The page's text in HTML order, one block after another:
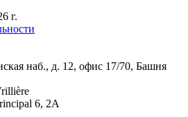
г.
наб., д. 12, офис 17/70, Башня
6, 2A